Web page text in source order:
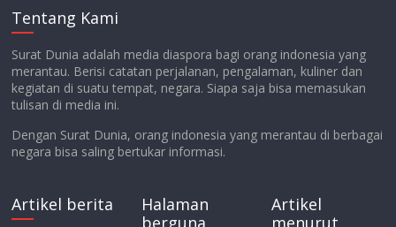
Tentang Kami
Surat Dunia adalah media diaspora bagi orang indonesia yang
merantau. Berisi catatan perjalanan, pengalaman, kuliner dan
kegiatan di suatu tempat, negara. Siapa saja bisa memasukan
tulisan di media ini.
Dengan Surat Dunia, orang indonesia yang merantau di berbagai
negara bisa saling bertukar informasi.
Artikel berita
Halaman
berguna
Artikel
menurut